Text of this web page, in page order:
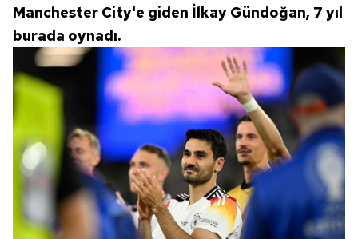
Manchester City'e giden İlkay Gündoğan, 7 yıl
burada oynadı.